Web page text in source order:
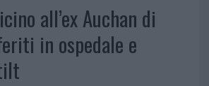
all’ex Auchan di
in ospedale e